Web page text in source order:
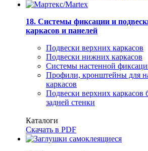
18. Системы фиксации и
каркасов и панелей
Подвески верхних каркасов
Подвески нижних каркасов
Системы настенной
Профили, кронштейны для
каркасов
Подвески верхних каркасов
задней стенки
Каталоги
Скачать в PDF